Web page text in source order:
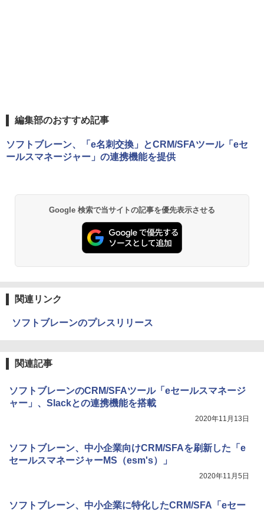
編集部のおすすめ記事
ソフトブレーン、「e名刺交換」とCRM/SFAツール「eセ
ールスマネージャー」の連携機能を提供
Google 検索で当サイトの記事を優先表示させる
関連リンク
ソフトブレーンのプレスリリース
関連記事
ソフトブレーンのCRM/SFAツール「eセールスマネージ
ャー」、Slackとの連携機能を搭載
2020年11月13日
ソフトブレーン、中小企業向けCRM/SFAを刷新した「e
セールスマネージャーMS（esm's）」
2020年11月5日
ソフトブレーン、中小企業に特化したCRM/SFA「eセー